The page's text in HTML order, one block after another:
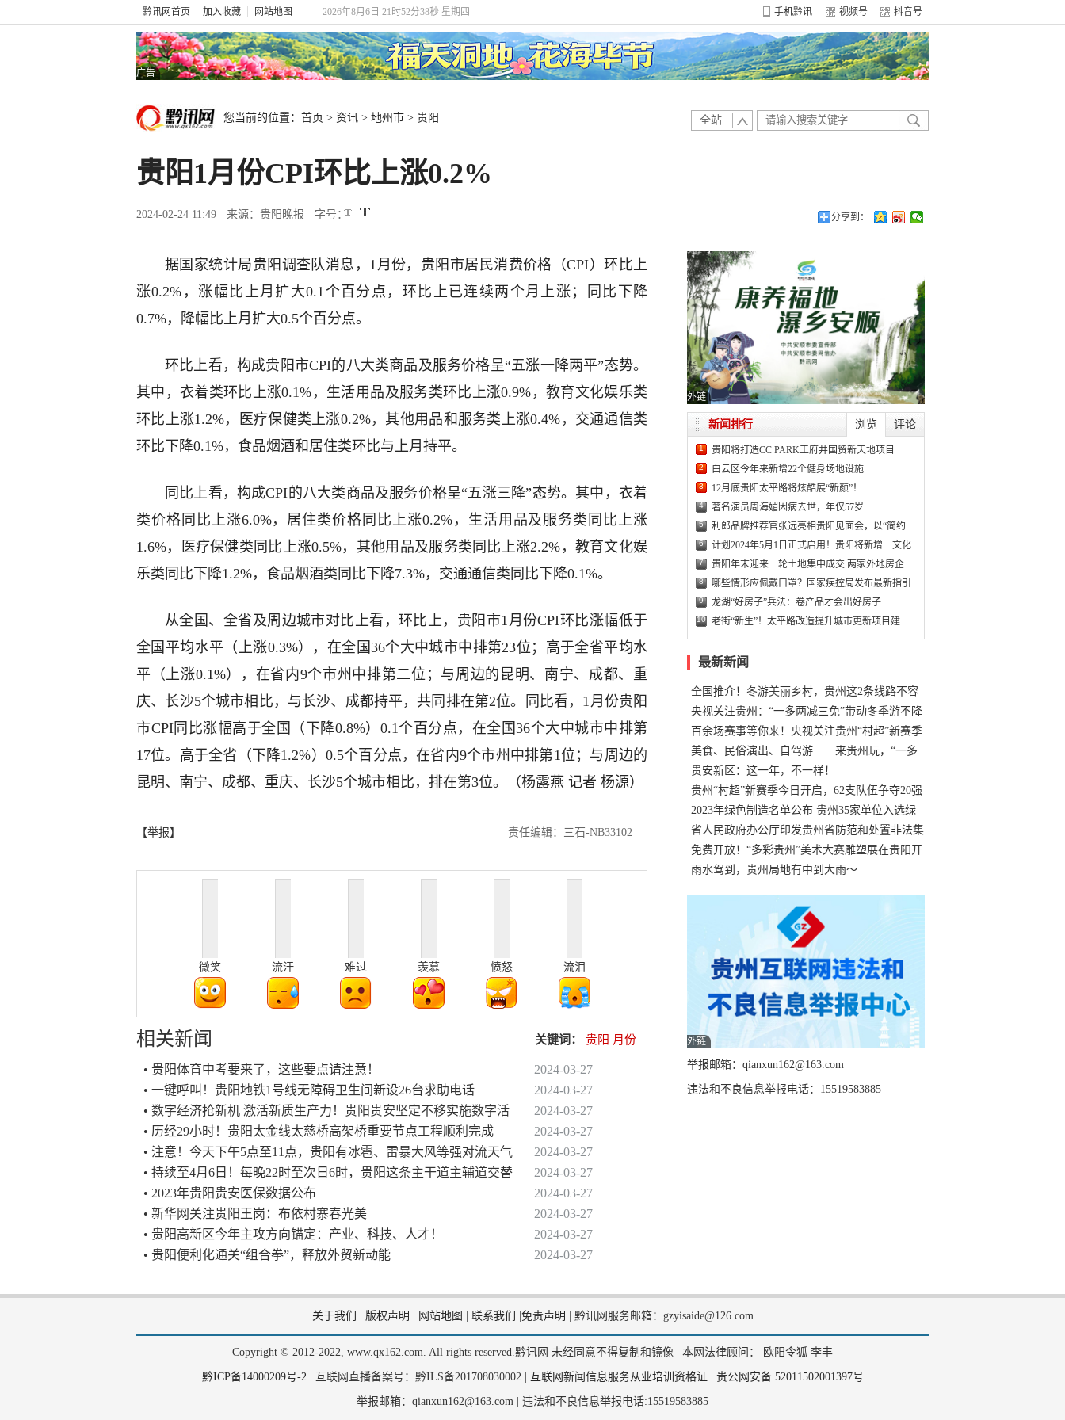
黔讯网首页 加入收藏 网站地图 2026年8月6日 21时52分38秒 星期四 手机黔讯 视频号 抖音号
广告
您当前的位置： 首页 > 资讯 > 地州市 > 贵阳 全站
贵阳1月份CPI环比上涨0.2%
2024-02-24 11:49 来源：贵阳晚报 字号： 分享到：
据国家统计局贵阳调查队消息，1月份，贵阳市居民消费价格（CPI）环比上
涨0.2%，涨幅比上月扩大0.1个百分点，环比上已连续两个月上涨；同比下降
0.7%，降幅比上月扩大0.5个百分点。
环比上看，构成贵阳市CPI的八大类商品及服务价格呈“五涨一降两平”态势。
其中，衣着类环比上涨0.1%，生活用品及服务类环比上涨0.9%，教育文化娱乐类
环比上涨1.2%，医疗保健类上涨0.2%，其他用品和服务类上涨0.4%，交通通信类
环比下降0.1%，食品烟酒和居住类环比与上月持平。
同比上看，构成CPI的八大类商品及服务价格呈“五涨三降”态势。其中，衣着
类价格同比上涨6.0%，居住类价格同比上涨0.2%，生活用品及服务类同比上涨
1.6%，医疗保健类同比上涨0.5%，其他用品及服务类同比上涨2.2%，教育文化娱
乐类同比下降1.2%，食品烟酒类同比下降7.3%，交通通信类同比下降0.1%。
从全国、全省及周边城市对比上看，环比上，贵阳市1月份CPI环比涨幅低于
全国平均水平（上涨0.3%），在全国36个大中城市中排第23位；高于全省平均水
平（上涨0.1%），在省内9个市州中排第二位；与周边的昆明、南宁、成都、重
庆、长沙5个城市相比，与长沙、成都持平，共同排在第2位。同比看，1月份贵阳
市CPI同比涨幅高于全国（下降0.8%）0.1个百分点，在全国36个大中城市中排第
17位。高于全省（下降1.2%）0.5个百分点，在省内9个市州中排第1位；与周边的
昆明、南宁、成都、重庆、长沙5个城市相比，排在第3位。（杨露燕 记者 杨源）
【举报】 责任编辑：三石-NB33102
微笑 流汗 难过 羡慕 愤怒 流泪
相关新闻 关键词： 贵阳 月份
• 贵阳体育中考要来了，这些要点请注意！
2024-03-27
• 一键呼叫！贵阳地铁1号线无障碍卫生间新设26台求助电话
2024-03-27
• 数字经济抢新机 激活新质生产力！贵阳贵安坚定不移实施数字活
2024-03-27
• 历经29小时！贵阳太金线太慈桥高架桥重要节点工程顺利完成
2024-03-27
• 注意！今天下午5点至11点，贵阳有冰雹、雷暴大风等强对流天气
2024-03-27
• 持续至4月6日！每晚22时至次日6时，贵阳这条主干道主辅道交替
2024-03-27
• 2023年贵阳贵安医保数据公布
2024-03-27
• 新华网关注贵阳王岗：布依村寨春光美
2024-03-27
• 贵阳高新区今年主攻方向锚定：产业、科技、人才！
2024-03-27
• 贵阳便利化通关“组合拳”，释放外贸新动能
2024-03-27
外链
浏览 评论
新闻排行
1 贵阳将打造CC PARK王府井国贸新天地项目
2 白云区今年来新增22个健身场地设施
3 12月底贵阳太平路将炫酷展“新颜”！
4 著名演员周海媚因病去世，年仅57岁
5 利郎品牌推荐官张远亮相贵阳见面会，以“简约
6 计划2024年5月1日正式启用！贵阳将新增一文化
7 贵阳年末迎来一轮土地集中成交 两家外地房企
8 哪些情形应佩戴口罩？国家疾控局发布最新指引
9 龙湖“好房子”兵法：卷产品才会出好房子
10 老街“新生”！太平路改造提升城市更新项目建
最新新闻
全国推介！冬游美丽乡村，贵州这2条线路不容
错过
央视关注贵州：“一多两减三免”带动冬季游不降
温
百余场赛事等你来！央视关注贵州“村超”新赛季
正式“打响”
美食、民俗演出、自驾游……来贵州玩，“一多
两减三免”！
贵安新区：这一年，不一样！
贵州“村超”新赛季今日开启，62支队伍争夺20强
名额
2023年绿色制造名单公布 贵州35家单位入选绿
色工厂
省人民政府办公厅印发贵州省防范和处置非法集
资工作实施细则
免费开放！“多彩贵州”美术大赛雕塑展在贵阳开
展，持续至1月19日
雨水驾到，贵州局地有中到大雨～
外链
举报邮箱：qianxun162@163.com
违法和不良信息举报电话：15519583885
关于我们 版权声明 网站地图 联系我们 免责声明 黔讯网服务邮箱：gzyisaide@126.com
Copyright © 2012-2022, www.qx162.com. All rights reserved.黔讯网 未经同意不得复制和镜像 | 本网法律顾问： 欧阳令狐 李丰
黔ICP备14000209号-2| 互联网直播备案号：黔ILS备201708030002 | 互联网新闻信息服务从业培训资格证 贵公网安备 52011502001397号
举报邮箱：qianxun162@163.com | 违法和不良信息举报电话:15519583885